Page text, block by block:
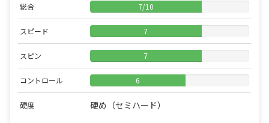
総合 7/10
スピード 7
スピン 7
コントロール 6
硬度 硬め（セミハード）